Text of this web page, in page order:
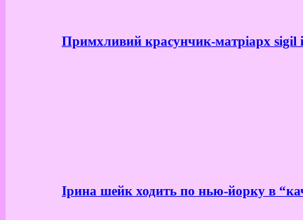
Примхливий красунчик-матріарх sigil
Ірина шейк ходить по нью-йорку в